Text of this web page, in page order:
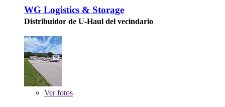
WG Logistics & Storage
Distribuidor de U-Haul del vecindario
Verfotos